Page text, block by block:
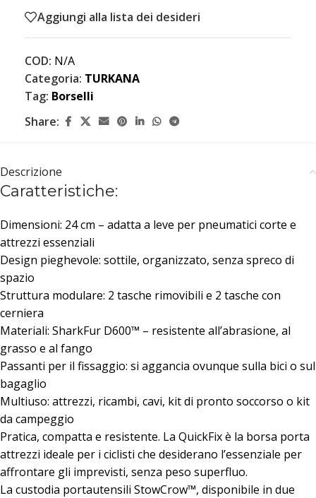
Aggiungi alla lista dei desideri
COD: N/A
Categoria: TURKANA
Tag: Borselli
Share:
Descrizione
Caratteristiche:
Dimensioni: 24 cm – adatta a leve per pneumatici corte e
attrezzi essenziali
Design pieghevole: sottile, organizzato, senza spreco di
spazio
Struttura modulare: 2 tasche rimovibili e 2 tasche con
cerniera
Materiali: SharkFur D600™ – resistente all’abrasione, al
grasso e al fango
Passanti per il fissaggio: si aggancia ovunque sulla bici o sul
bagaglio
Multiuso: attrezzi, ricambi, cavi, kit di pronto soccorso o kit
da campeggio
Pratica, compatta e resistente. La QuickFix è la borsa porta
attrezzi ideale per i ciclisti che desiderano l’essenziale per
affrontare gli imprevisti, senza peso superfluo.
La custodia portautensili StowCrow™, disponibile in due